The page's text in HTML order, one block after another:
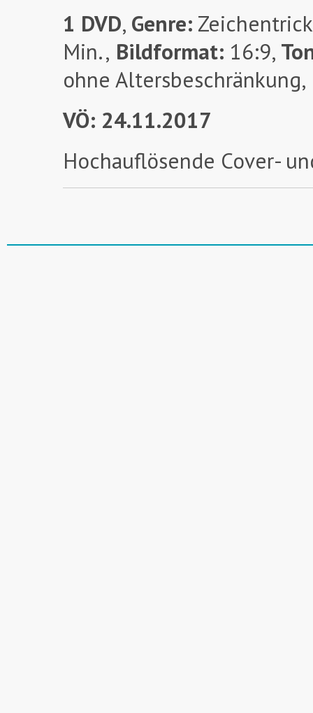
1 DVD, Genre:
Min., Bildformat: 16:9,
ohne Altersbeschränkung,
VÖ: 24.11.2017
Hochauflösende Cover-